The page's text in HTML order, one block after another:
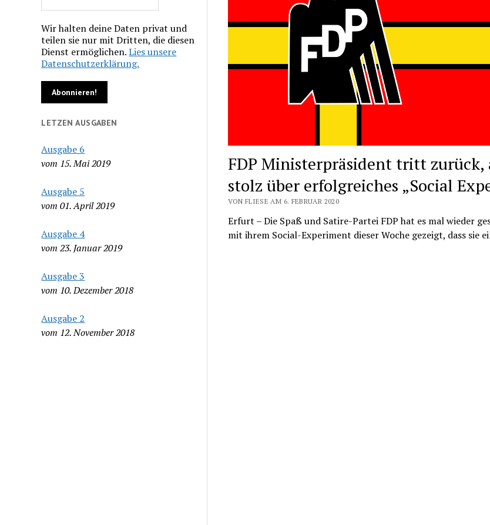
Wir halten deine Daten privat und
teilen sie nur mit Dritten, die diesen
Dienst ermöglichen.Lies unsere
Datenschutzerklärung.
LETZEN AUSGABEN
Ausgabe 6
vom 15. Mai 2019
Ausgabe 5
vom 01. April 2019
Ausgabe 4
vom 23. Januar 2019
Ausgabe 3
vom 10. Dezember 2018
Ausgabe 2
vom 12. November 2018
FDP Ministerpräsident tritt zurück,
stolz über erfolgreiches „Social
VON FLIESE AM 6. FEBRUAR 2020
Erfurt – Die Spaß und Satire-Partei FDP hat es mal wieder
mit ihrem Social-Experiment dieser Woche gezeigt, dass sie